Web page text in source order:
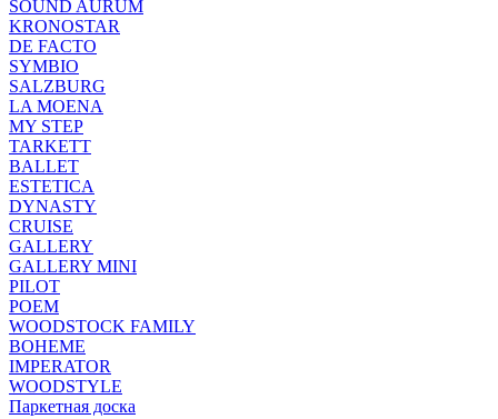
SOUND AURUM
KRONOSTAR
DE FACTO
SYMBIO
SALZBURG
LA MOENA
MY STEP
TARKETT
BALLET
ESTETICA
DYNASTY
CRUISE
GALLERY
GALLERY MINI
PILOT
POEM
WOODSTOCK FAMILY
BOHEME
IMPERATOR
WOODSTYLE
Паркетная доска